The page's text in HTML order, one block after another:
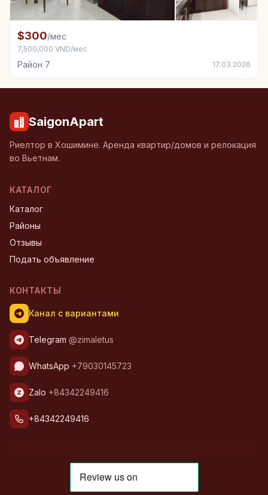
Комната в аренду в Район 7
$300/мес
7,500,000 VND/мес
Район 7 17.03.2026
SaigonApart
Риелтор в Хошимине. Аренда квартир/домов и релокация
во Вьетнам.
КАТАЛОГ
Каталог
Районы
Отзывы
Подать объявление
КОНТАКТЫ
Канал с вариантами
Telegram @zimaletus
WhatsApp +79030145723
Zalo +84342249416
+84342249416